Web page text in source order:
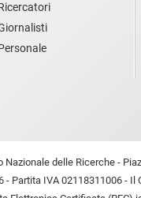
Nazionale delle Ricerche -
- Partita IVA 02118311006 -